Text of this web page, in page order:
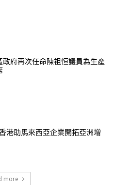
政府再次任命陳祖恒議員為生產
港助馬來西亞企業開拓亞洲增
more